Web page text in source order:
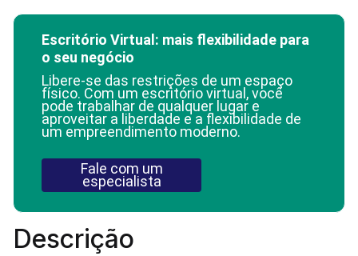
Escritório Virtual: mais flexibilidade para
o seu negócio
Libere-se das restrições de um espaço
físico. Com um escritório virtual, você
pode trabalhar de qualquer lugar e
aproveitar a liberdade e a flexibilidade de
um empreendimento moderno.
Fale com um
especialista
Descrição